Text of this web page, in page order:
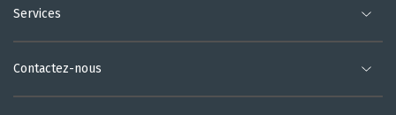
Services
Contactez-nous